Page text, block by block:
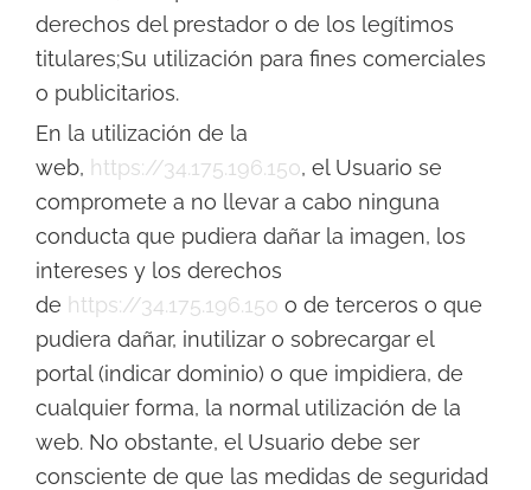
derechos del prestador o de los legítimos
titulares;Su utilización para fines comerciales
o publicitarios.
En la utilización de la
web, https://34.175.196.150, el Usuario se
compromete a no llevar a cabo ninguna
conducta que pudiera dañar la imagen, los
intereses y los derechos
de https://34.175.196.150 o de terceros o que
pudiera dañar, inutilizar o sobrecargar el
portal (indicar dominio) o que impidiera, de
cualquier forma, la normal utilización de la
web. No obstante, el Usuario debe ser
consciente de que las medidas de seguridad